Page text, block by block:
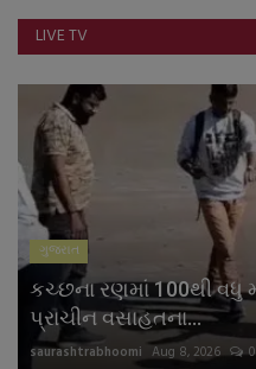
સ્થાનિક સમાચાર
સ્પોર્ટ્સ
રાશિફળ
ગુનાખોરી
બોલિવૂડ
સ્વાસ્થ્ય
LIVE TV
ગુજરાત
કચ્છના રણમાં 100થી વધુ
પ્રાચીન વસાહતના...
saurashtrabhoomi Aug 8, 2026 0